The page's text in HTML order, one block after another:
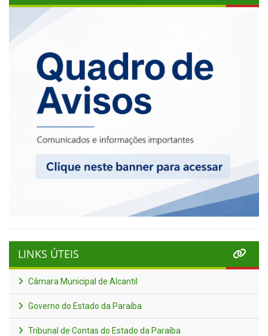
LINKS ÚTEIS
Câmara Municipal de Alcantil
Governo do Estado da Paraíba
Tribunal de Contas do Estado da Paraíba